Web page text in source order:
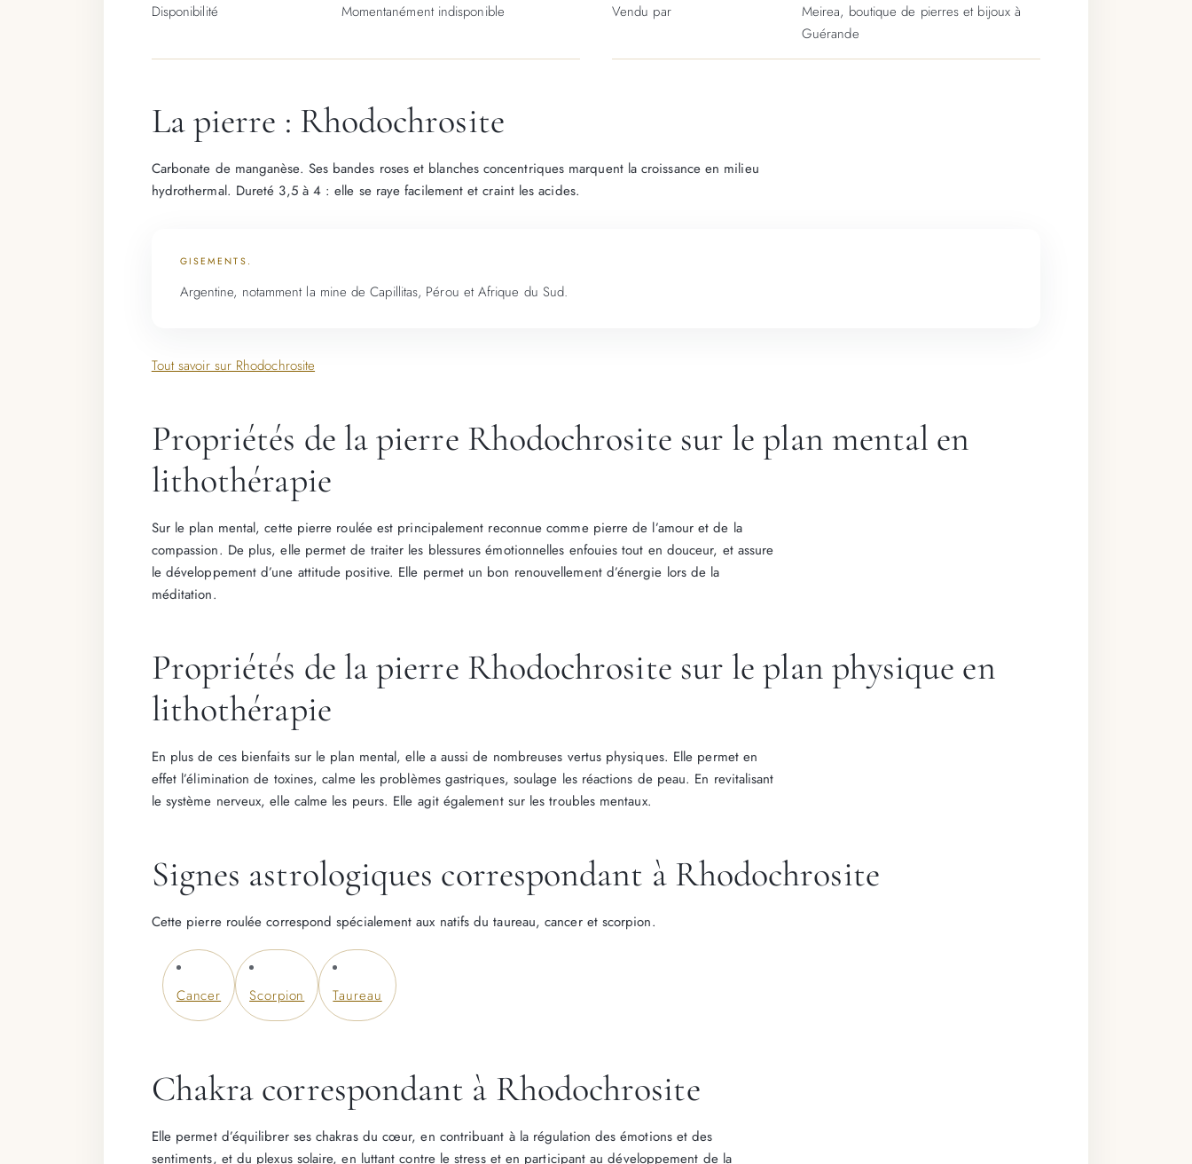
Disponibilité Momentanément indisponible Vendu par
Meirea, boutique de pierres et bijoux à
Guérande
La pierre : Rhodochrosite
Carbonate de manganèse. Ses bandes roses et blanches concentriques marquent la croissance en milieu
hydrothermal. Dureté 3,5 à 4 : elle se raye facilement et craint les acides.
GISEMENTS.
Argentine, notamment la mine de Capillitas, Pérou et Afrique du Sud.
Tout savoir sur Rhodochrosite
Propriétés de la pierre Rhodochrosite sur le plan mental en
lithothérapie
Sur le plan mental, cette pierre roulée est principalement reconnue comme pierre de l’amour et de la
compassion. De plus, elle permet de traiter les blessures émotionnelles enfouies tout en douceur, et assure
le développement d’une attitude positive. Elle permet un bon renouvellement d’énergie lors de la
méditation.
Propriétés de la pierre Rhodochrosite sur le plan physique en
lithothérapie
En plus de ces bienfaits sur le plan mental, elle a aussi de nombreuses vertus physiques. Elle permet en
effet l’élimination de toxines, calme les problèmes gastriques, soulage les réactions de peau. En revitalisant
le système nerveux, elle calme les peurs. Elle agit également sur les troubles mentaux.
Signes astrologiques correspondant à Rhodochrosite
Cette pierre roulée correspond spécialement aux natifs du taureau, cancer et scorpion.
Cancer Scorpion Taureau
Chakra correspondant à Rhodochrosite
Elle permet d’équilibrer ses chakras du cœur, en contribuant à la régulation des émotions et des
sentiments, et du plexus solaire, en luttant contre le stress et en participant au développement de la